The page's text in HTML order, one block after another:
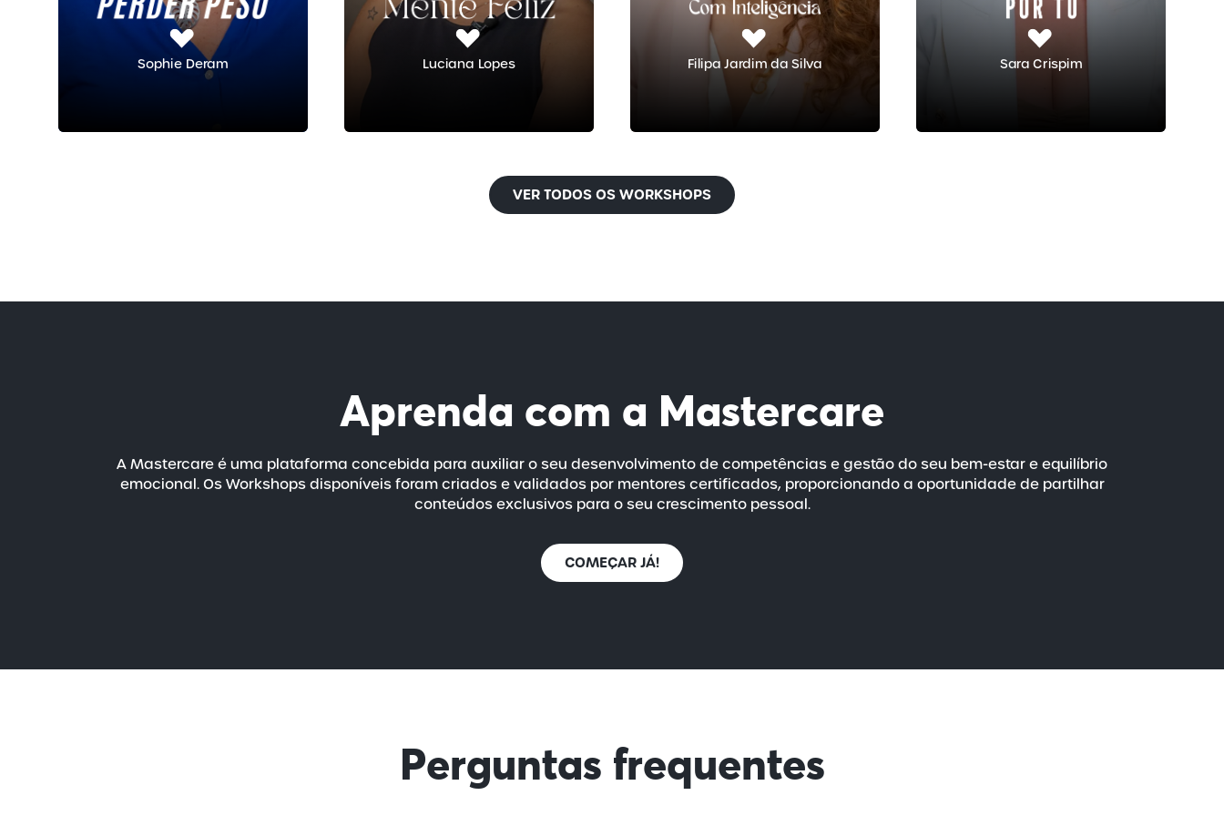
Sophie Deram Luciana Lopes Filipa Jardim da Silva Sara Crispim
VER TODOS OS WORKSHOPS
Aprenda com a Mastercare
A Mastercare é uma plataforma concebida para auxiliar o seu desenvolvimento de competências e gestão do seu bem-estare equilíbrio
emocional. Os Workshops disponíveis foram criados e validados por mentores certificados, proporcionando a oportunidade de partilhar
conteúdos exclusivos para o seu crescimento pessoal.
COMEÇAR JÁ!
Perguntas frequentes